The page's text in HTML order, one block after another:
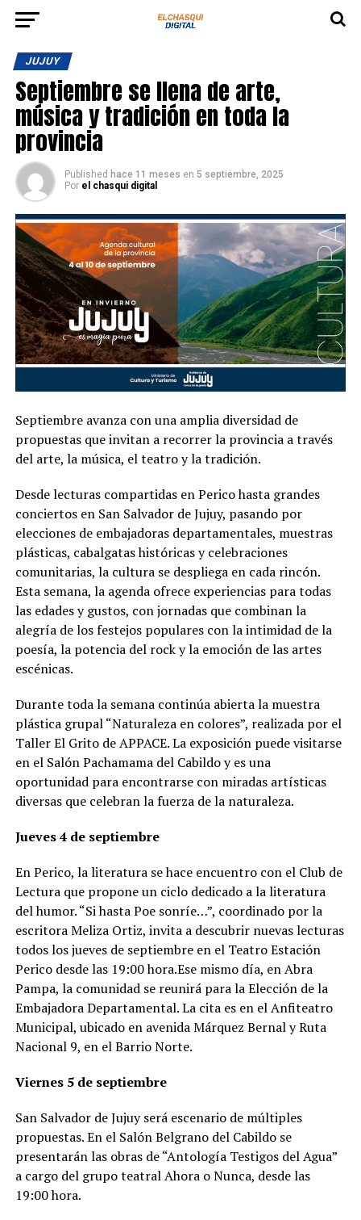
JUJUY
Septiembre se llena de arte,
música y tradición en toda la
provincia
Published hace 11 meses en 5 septiembre, 2025
Por el chasqui digital
Septiembre avanza con una amplia diversidad de
propuestas que invitan a recorrer la provincia a través
del arte, la música, el teatro y la tradición.
Desde lecturas compartidas en Perico hasta grandes
conciertos en San Salvador de Jujuy, pasando por
elecciones de embajadoras departamentales, muestras
plásticas, cabalgatas históricas y celebraciones
comunitarias, la cultura se despliega en cada rincón.
Esta semana, la agenda ofrece experiencias para todas
las edades y gustos, con jornadas que combinan la
alegría de los festejos populares con la intimidad de la
poesía, la potencia del rock y la emoción de las artes
escénicas.
Durante toda la semana continúa abierta la muestra
plástica grupal “Naturaleza en colores”, realizada por el
Taller El Grito de APPACE. La exposición puede visitarse
en el Salón Pachamama del Cabildo y es una
oportunidad para encontrarse con miradas artísticas
diversas que celebran la fuerza de la naturaleza.
Jueves4 de septiembre
En Perico, la literatura se hace encuentro con el Club de
Lectura que propone un ciclo dedicado a la literatura
del humor. “Si hasta Poe sonríe…”, coordinado por la
escritora Meliza Ortiz, invita a descubrir nuevas lecturas
todos los jueves de septiembre en el Teatro Estación
Perico desde las 19:00 hora.Ese mismo día, en Abra
Pampa, la comunidad se reunirá para la Elección de la
Embajadora Departamental. La cita es en el Anfiteatro
Municipal, ubicado en avenida Márquez Bernal y Ruta
Nacional 9, en el Barrio Norte.
Viernes 5 de septiembre
San Salvador de Jujuy será escenario de múltiples
propuestas. En el Salón Belgrano del Cabildo se
presentarán las obras de “Antología Testigos del Agua”
a cargo del grupo teatral Ahora o Nunca, desde las
19:00 hora.